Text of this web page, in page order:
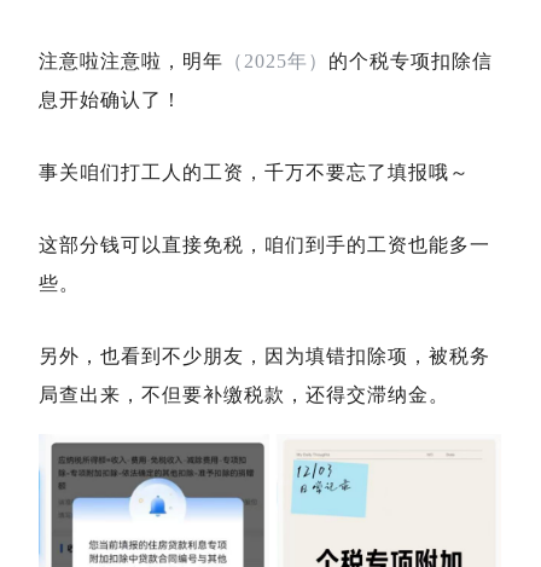
注意啦注意啦，明年 （2025年） 的个税专项扣除信
息开始确认了！
事关咱们打工人的工资，千万不要忘了填报哦～
这部分钱可以直接免税，咱们到手的工资也能多一
些。
另外，也看到不少朋友，因为填错扣除项，被税务
局查出来，不但要补缴税款，还得交滞纳金。